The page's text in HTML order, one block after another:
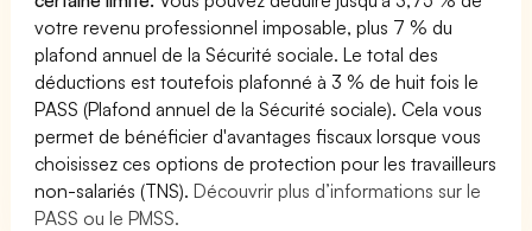
votre revenu professionnel imposable, plus 7 % du
plafond annuel de la Sécurité sociale. Le total des
déductions est toutefois plafonné à 3 % de huit fois le
PASS (Plafond annuel de la Sécurité sociale). Cela vous
permet de bénéficier d'avantages fiscaux lorsque vous
choisissez ces options de protection pour les travailleurs
non-salariés (TNS).Découvrir plus d’informations sur le
PASS ou le PMSS.